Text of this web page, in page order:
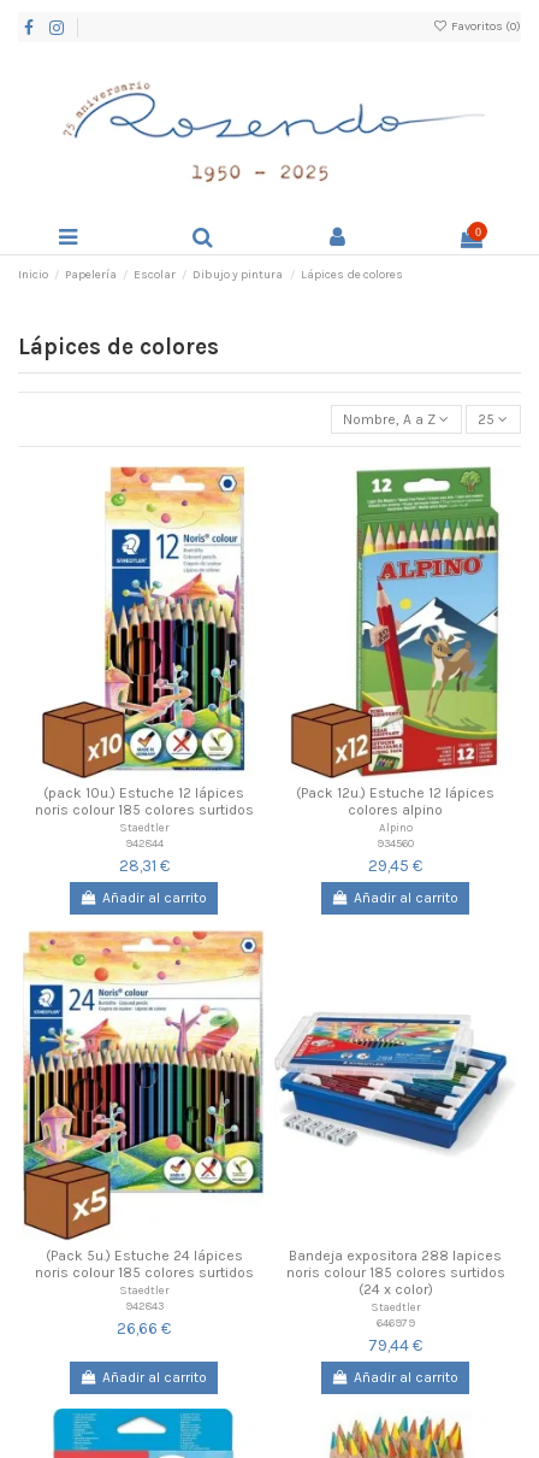
Favoritos (0)
0
Inicio Papelería Escolar Dibujo y pintura Lápices de colores
Lápices de colores
Nombre, A a Z 25
(pack 10u.) Estuche 12 lápices
noris colour 185 colores surtidos
Staedtler
942844
28,31 €
Añadir al carrito
(Pack 12u.) Estuche 12 lápices
colores alpino
Alpino
934560
29,45 €
Añadir al carrito
(Pack 5u.) Estuche 24 lápices
noris colour 185 colores surtidos
Staedtler
942843
26,66 €
Añadir al carrito
Bandeja expositora 288 lapices
noris colour 185 colores surtidos
(24 x color)
Staedtler
646979
79,44 €
Añadir al carrito